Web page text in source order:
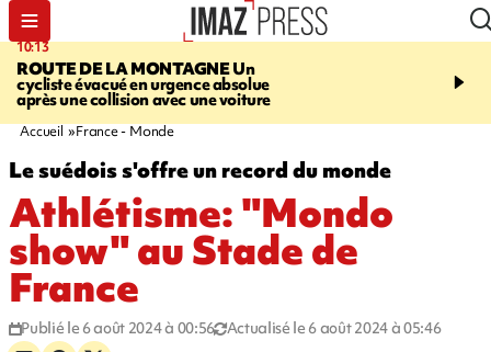
10:13
ROUTE DE LA MONTAGNEUn
cycliste évacué en urgence absolue
après une collision avec une voiture
12:23
peuvent éclater et
Accueil France - Monde
Le suédois s'offre un record du monde
Athlétisme: "Mondo
show" au Stade de
France
Publié le 6 août 2024 à 00:56 Actualisé le 6 août 2024 à 05:46